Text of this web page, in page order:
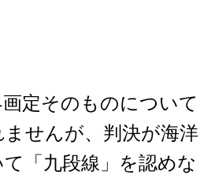
定そのものについて
せんが、判決が海洋
「九段線」を認めな